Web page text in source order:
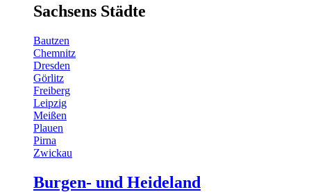
Sachsens Städte
Bautzen
Chemnitz
Dresden
Görlitz
Freiberg
Leipzig
Meißen
Plauen
Pirna
Zwickau
Burgen- und Heideland